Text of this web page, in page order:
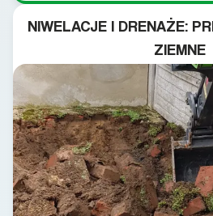
NIWELACJE I DRENAŻE:
ZIEMNE